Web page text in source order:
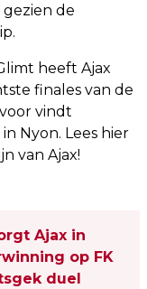
de
heeft Ajax
finales van de
vindt
Nyon. Lees hier
van Ajax!
Ajax in
op FK
duel